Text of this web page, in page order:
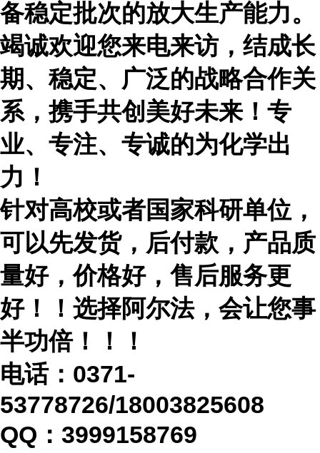
备稳定批次的放大生产能力。
竭诚欢迎您来电来访，结成长
期、稳定、广泛的战略合作关
系，携手共创美好未来！专
业、专注、专诚的为化学出
力！
针对高校或者国家科研单位，
可以先发货，后付款，产品质
量好，价格好，售后服务更
好！！选择阿尔法，会让您事
半功倍！！！
电话： 0371-
53778726/18003825608
QQ：3999158769